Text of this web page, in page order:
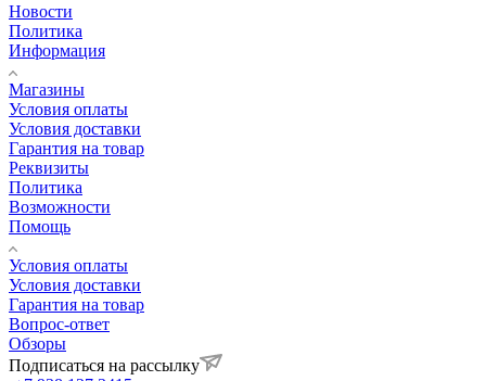
Новости
Политика
Информация
Магазины
Условия оплаты
Условия доставки
Гарантия на товар
Реквизиты
Политика
Возможности
Помощь
Условия оплаты
Условия доставки
Гарантия на товар
Вопрос-ответ
Обзоры
Подписаться на рассылку